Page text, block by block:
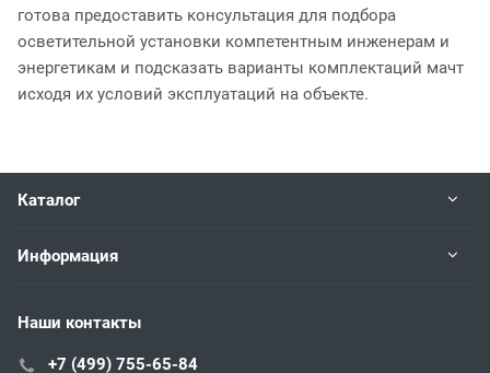
готова предоставить консультация для подбора
осветительной установки компетентным инженерам и
энергетикам и подсказать варианты комплектаций мачт
исходя их условий эксплуатаций на объекте.
Каталог
Информация
Наши контакты
+7 (499) 755-65-84